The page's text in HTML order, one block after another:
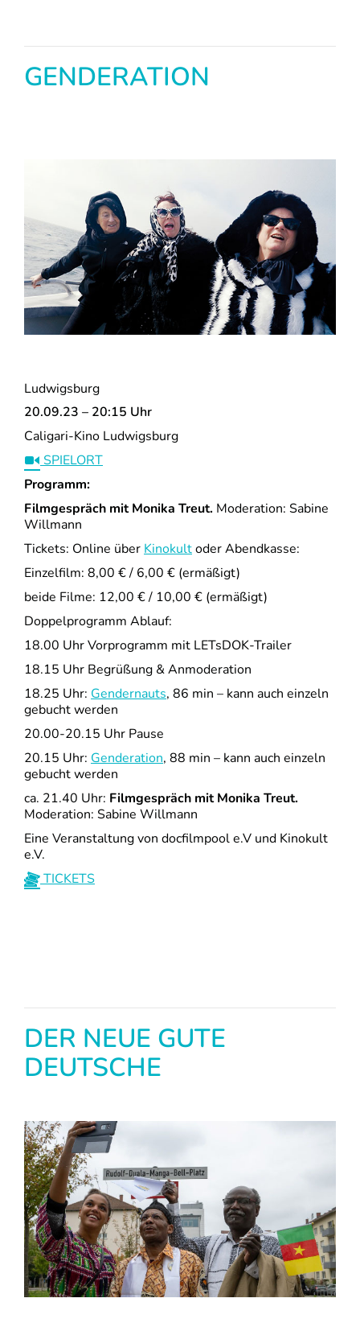
GENDERATION
Ludwigsburg
20.09.23 – 20:15 Uhr
Caligari-Kino Ludwigsburg
SPIELORT
Programm:
Filmgespräch mit Monika Treut. Moderation: Sabine
Willmann
Tickets: Online über Kinokultoder Abendkasse:
Einzelfilm: 8,00 € / 6,00 € (ermäßigt)
beide Filme: 12,00 € / 10,00 € (ermäßigt)
Doppelprogramm Ablauf:
18.00 Uhr Vorprogramm mit LETsDOK-Trailer
18.15 Uhr Begrüßung & Anmoderation
18.25 Uhr: Gendernauts, 86 min – kann auch einzeln
gebucht werden
20.00-20.15 Uhr Pause
20.15 Uhr: Genderation, 88 min – kann auch einzeln
gebucht werden
ca. 21.40 Uhr: Filmgespräch mit Monika Treut.
Moderation: Sabine Willmann
Eine Veranstaltung von docfilmpool e.V und Kinokult
e.V.
TICKETS
DER NEUE GUTE
DEUTSCHE